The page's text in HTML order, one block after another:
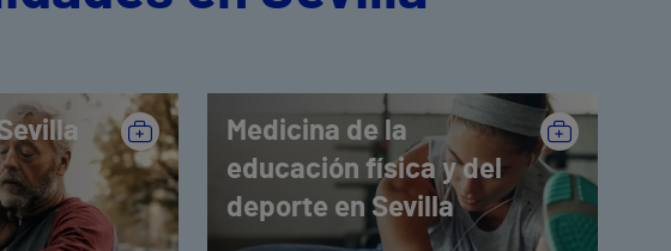
Medicina de la
educación física y del
deporte en Sevilla